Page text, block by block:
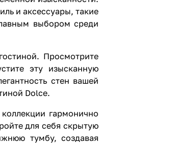
и аксессуары, такие
выбором среди
Просмотрите
эту изысканную
стен вашей
Dolce.
гармонично
для себя скрытую
тумбу, создавая